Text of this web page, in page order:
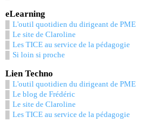
eLearning
L'outil quotidien du dirigeant de PME
Le site de Claroline
Les TICE au service de la pédagogie
Si loin si proche
Lien Techno
L'outil quotidien du dirigeant de PME
Le blog de Frédéric
Le site de Claroline
Les TICE au service de la pédagogie